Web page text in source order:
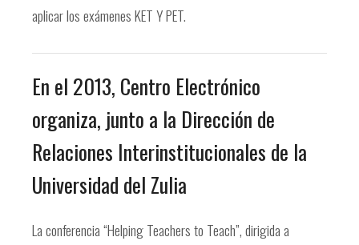
aplicar los exámenes KET Y PET.
En el 2013, Centro Electrónico
organiza, junto a la Dirección de
Relaciones Interinstitucionales de la
Universidad del Zulia
La conferencia “Helping Teachers to Teach”, dirigida a